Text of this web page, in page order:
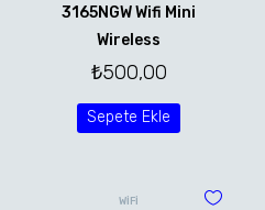
3165NGW Wifi Mini
Wireless
₺500,00
Sepete Ekle
WİFİ